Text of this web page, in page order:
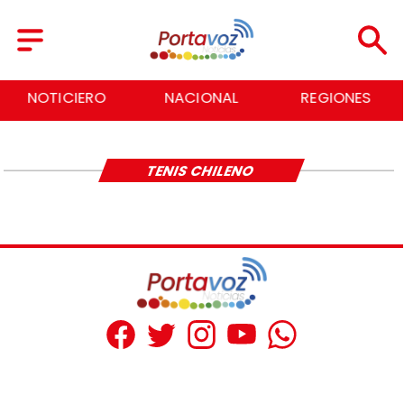
NOTICIERO NACIONAL REGIONES
TENIS CHILENO